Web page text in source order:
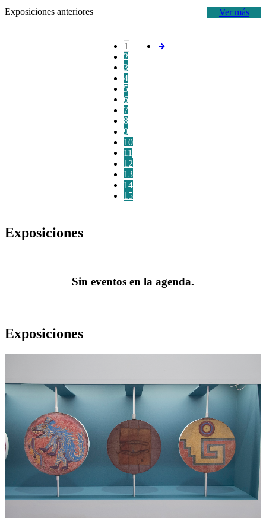
Ver más
Exposiciones anteriores
1
2
3
4
5
6
7
8
9
10
11
12
13
14
15
Exposiciones
Sin eventos en la agenda.
Exposiciones